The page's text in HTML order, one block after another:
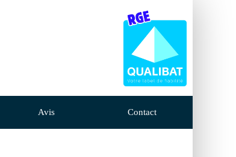
Avis Contact